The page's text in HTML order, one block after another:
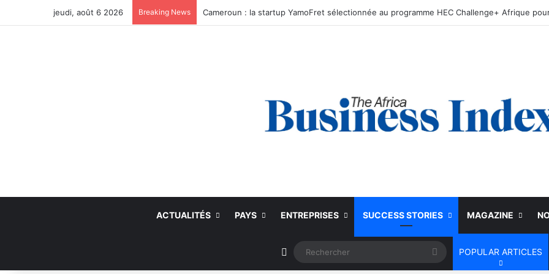
jeudi, août 6 2026 Breaking News
ACTUALITÉS PAYS ENTREPRISES SUCCESS STORIES MAGAZINE
Article Aléatoire Rechercher
POPULAR ARTICLES